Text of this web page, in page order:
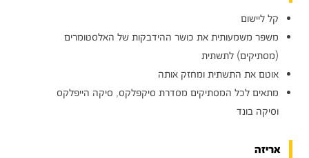
קל ליישום
משפר משמעותית את כושר ההידבקות של האלסטומרים
(מסתיקים) לתשתית
אוטם את התשתית ומחזק אותה
מתאים לכל המסתיקים מסדרת סיקפלקס, סיקה הייפלקס
וסיקה בונד
אריזה